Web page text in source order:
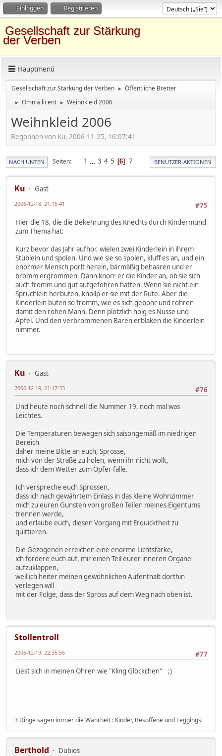
Einloggen Registrieren
Gesellschaft zur Stärkung
der Verben
Hauptmenü
Gesellschaft zur Stärkung der Verben ► Öffentliche Bretter
► Omnia licent ► Weihnkleid 2006
Weihnkleid 2006
Begonnen von Ku, 2006-11-25, 16:07:41
NACH UNTEN Seiten 1 ... 3 4 5 6 7 BENUTZER-AKTIONEN
Ku
Gast
#75
2006-12-18, 21:15:41
Hier die 18, die die Bekehrung des Knechts durch Kindermund
zum Thema hat:
Kurz bevor das Jahr aufhor, wielen zwei Kinderlein in ihrem
Stüblein und spolen. Und wie sie so spolen, kluff es an, und ein
enormer Mensch porlt herein, bärmäßig behaaren und er
bromm ergrommen. Dann knorr er die Kinder an, ob sie sich
auch fromm und gut aufgefohren hätten. Wenn sie nicht ein
Sprüchlein herbüten, knöllp er sie mit der Rute. Aber die
Kinderlein buten so fromm, wie es sich gebohr und rohren
damit den rohen Mann. Denn plötzlich holg es Nüsse und
Äpfel. Und den verbrommenen Bären erblaken die Kinderlein
nimmer.
Ku
Gast
#76
2006-12-19, 21:17:33
Und heute noch schnell die Nummer 19, noch mal was
Leichtes.
Die Temperaturen bewegen sich saisongemäß im niedrigen
Bereich
daher meine Bitte an euch, Sprosse,
mich von der Straße zu holen, wenn ihr nicht wollt,
dass ich dem Wetter zum Opfer falle.
Ich verspreche euch Sprossen,
dass ich nach gewährtem Einlass in das kleine Wohnzimmer
mich zu euren Gunsten von großen Teilen meines Eigentums
trennen werde,
und erlaube euch, diesen Vorgang mit Erquicktheit zu
quittieren.
Die Gezogenen erreichen eine enorme Lichtstärke,
ich fordere euch auf, mir einen Teil eurer inneren Organe
aufzuklappen,
weil ich heiter meinen gewöhnlichen Aufenthalt dorthin
verlegen will
mit der Folge, dass der Spross auf dem Weg nach oben ist.
Stollentroll
#77
2006-12-19, 22:35:56
Liest sich in meinen Ohren wie "Kling Glöckchen" ;)
3 Dinge sagen immer die Wahrheit : Kinder, Besoffene und Leggings.
Berthold
Dubios